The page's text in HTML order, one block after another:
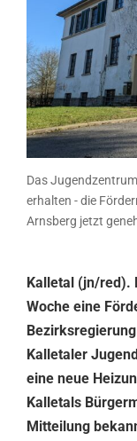
Das
erhalten - die
Arnsberg jetzt
Kalletal (jn/red).
Woche eine
Kalletaler
eine neue
Kalletals
Mitteilung